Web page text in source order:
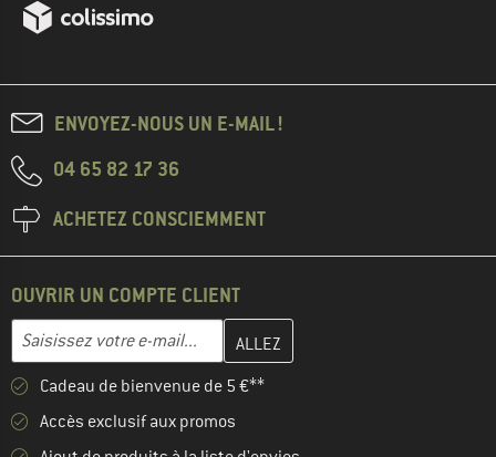
ENVOYEZ-NOUS UN E-MAIL !
04 65 82 17 36
ACHETEZ CONSCIEMMENT
OUVRIR UN COMPTE CLIENT
Adresse e-mail
Entrez votre adresse e-mail ici et créez votre compte client à la
Cadeau de bienvenue de 5 €**
Accès exclusif aux promos